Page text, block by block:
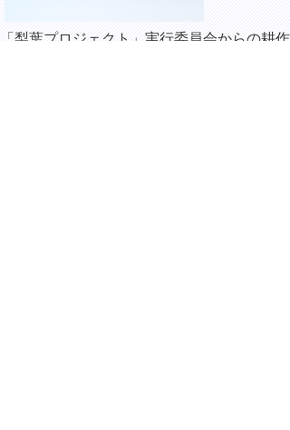
「梨葉プロジェクト」実行委員会からの耕作